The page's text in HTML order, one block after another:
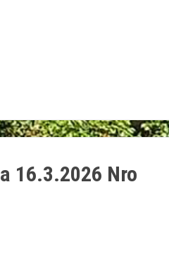
16.3.2026 Nro